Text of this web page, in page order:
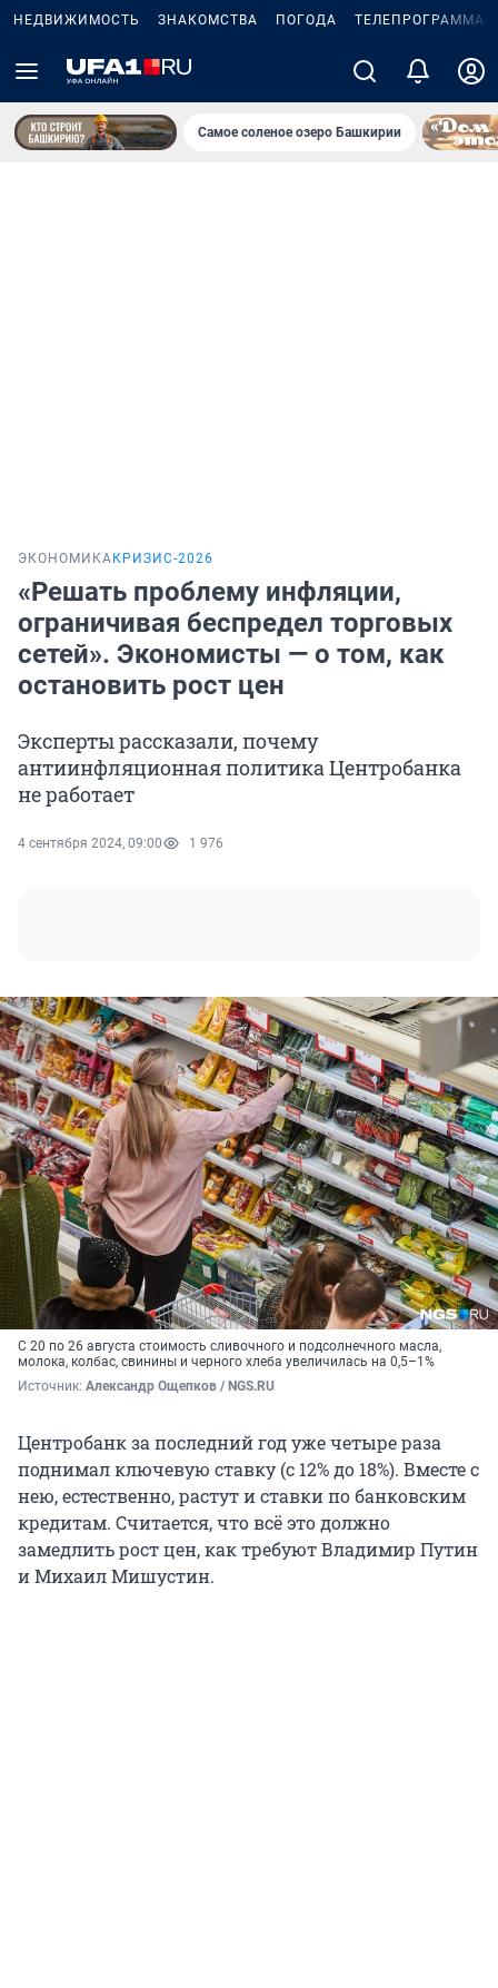
НЕДВИЖИМОСТЬ ЗНАКОМСТВА ПОГОДА ТЕЛЕПРОГРАММА
Самое соленое озеро Башкирии
ЭКОНОМИКА КРИЗИС-2026
«Решать проблему инфляции,
ограничивая беспредел торговых
сетей». Экономисты — о том, как
остановить рост цен
Эксперты рассказали, почему
антиинфляционная политика Центробанка
не работает
4 сентября 2024, 09:00 1 976
С 20 по 26 августа стоимость сливочного и подсолнечного масла,
молока, колбас, свинины и черного хлеба увеличилась на 0,5–1%
Источник: Александр Ощепков / NGS.RU
Центробанк за последний год уже четыре раза
поднимал ключевую ставку (с 12% до 18%). Вместе с
нею, естественно, растут и ставки по банковским
кредитам. Считается, что всё это должно
замедлить рост цен, как требуют Владимир Путин
и Михаил Мишустин.